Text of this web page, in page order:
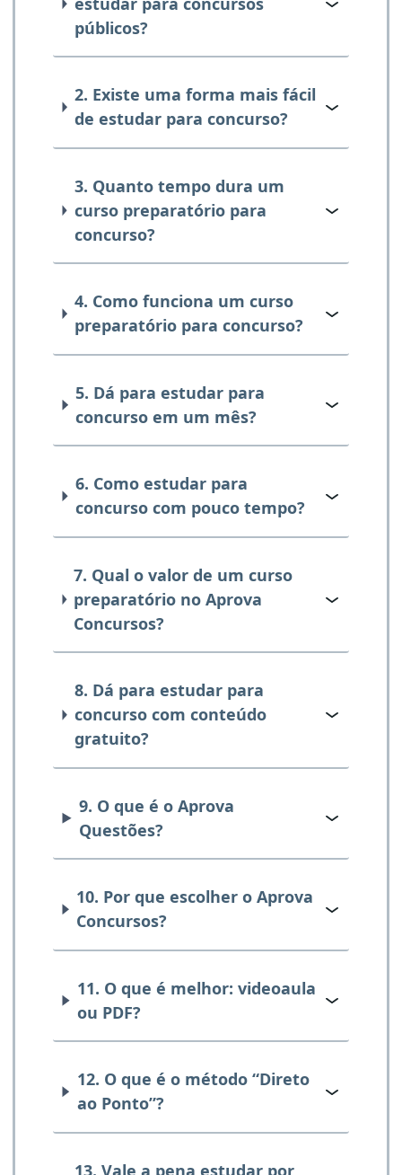
públicos?
2. Existe uma forma mais fácil
de estudar para concurso?
3. Quanto tempo dura um
curso preparatório para
concurso?
4. Como funciona um curso
preparatório para concurso?
5. Dá para estudar para
concurso em um mês?
6. Como estudar para
concurso com pouco tempo?
7. Qual o valor de um curso
preparatório no Aprova
Concursos?
8. Dá para estudar para
concurso com conteúdo
gratuito?
9. O que é o Aprova
Questões?
10. Por que escolher o Aprova
Concursos?
11. O que é melhor: videoaula
ou PDF?
12. O que é o método “Direto
ao Ponto”?
13. Vale a pena estudar por